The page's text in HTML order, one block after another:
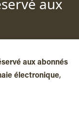
aux
aux abonnés
électronique,